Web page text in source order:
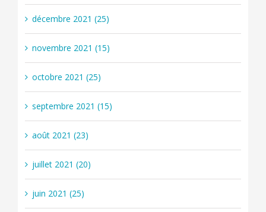
décembre 2021 (25)
novembre 2021 (15)
octobre 2021 (25)
septembre 2021 (15)
août 2021 (23)
juillet 2021 (20)
juin 2021 (25)